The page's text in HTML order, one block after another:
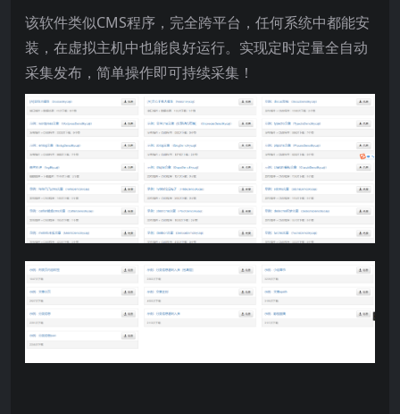
该软件类似CMS程序，完全跨平台，任何系统中都能安
装，在虚拟主机中也能良好运行。实现定时定量全自动
采集发布，简单操作即可持续采集！